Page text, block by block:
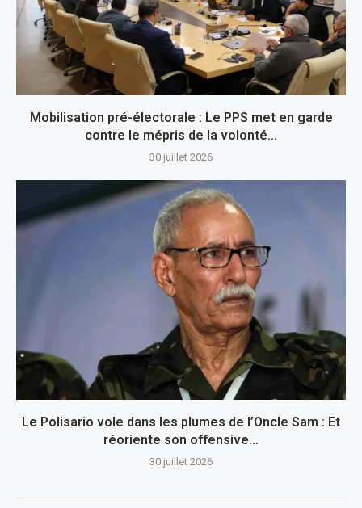
Mobilisation pré-électorale : Le PPS met en garde
contre le mépris de la volonté...
30 juillet 2026
Le Polisario vole dans les plumes de l’Oncle Sam : Et
réoriente son offensive...
30 juillet 2026